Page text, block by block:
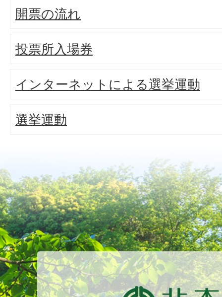
開票の流れ
投票所入場券
インターネットによる選挙運動
選挙運動